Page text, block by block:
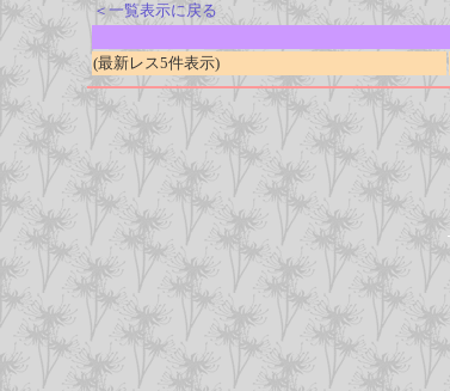
＜一覧表示に戻る
(最新レス5件表示)